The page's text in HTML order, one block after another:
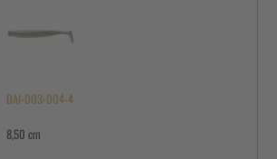
DAI-003-004-4
8,50 cm